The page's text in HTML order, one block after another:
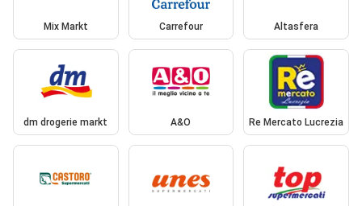
Mix Markt Carrefour Altasfera
dm drogerie markt A&O Re Mercato Lucrezia